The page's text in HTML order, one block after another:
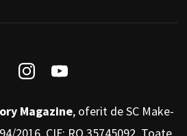
Magazine, oferit de SC Make-